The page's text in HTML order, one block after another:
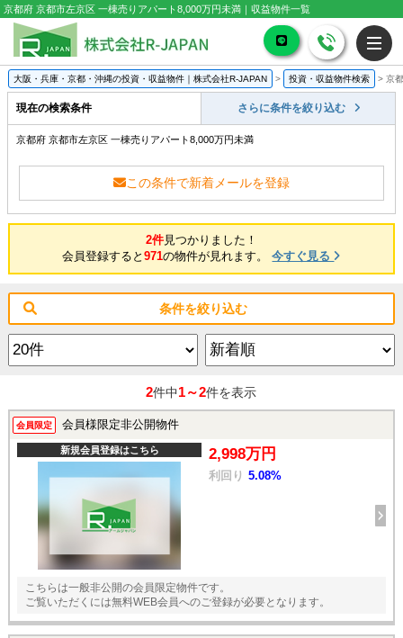
京都府 京都市左京区 一棟売りアパート8,000万円未満｜収益物件一覧
大阪・兵庫・京都・沖縄の投資・収益物件｜株式会社R-JAPAN > 投資・収益物件検索 > 京
現在の検索条件 さらに条件を絞り込む
京都府 京都市左京区 一棟売りアパート8,000万円未満
この条件で新着メールを登録
2件見つかりました！
会員登録すると971の物件が見れます。今すぐ見る
条件を絞り込む
2件中1～2件を表示
会員限定 会員様限定非公開物件
新規会員登録はこちら 2,998万円
利回り 5.08%
こちらは一般非公開の会員限定物件です。
ご覧いただくには無料WEB会員へのご登録が必要となります。